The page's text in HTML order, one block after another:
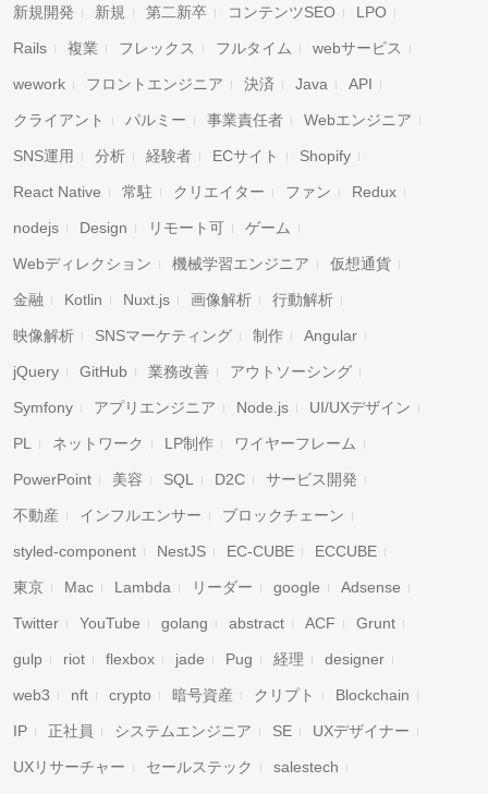
新規開発 新規 第二新卒 コンテンツSEO LPO
Rails 複業 フレックス フルタイム webサービス
wework フロントエンジニア 決済 Java API
クライアント パルミー 事業責任者 Webエンジニア
SNS運用 分析 経験者 ECサイト Shopify
React Native 常駐 クリエイター ファン Redux
nodejs Design リモート可 ゲーム
Webディレクション 機械学習エンジニア 仮想通貨
金融 Kotlin Nuxt.js 画像解析 行動解析
映像解析 SNSマーケティング 制作 Angular
jQuery GitHub 業務改善 アウトソーシング
Symfony アプリエンジニア Node.js UI/UXデザイン
PL ネットワーク LP制作 ワイヤーフレーム
PowerPoint 美容 SQL D2C サービス開発
不動産 インフルエンサー ブロックチェーン
styled-component NestJS EC-CUBE ECCUBE
東京 Mac Lambda リーダー google Adsense
Twitter YouTube golang abstract ACF Grunt
gulp riot flexbox jade Pug 経理 designer
web3 nft crypto 暗号資産 クリプト Blockchain
IP 正社員 システムエンジニア SE UXデザイナー
UXリサーチャー セールステック salestech